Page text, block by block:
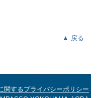
▲ 戻る
関するプライバシーポリシー